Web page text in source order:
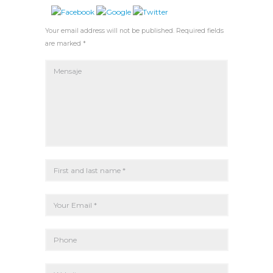
Your email address will not be published. Required fields
are marked *